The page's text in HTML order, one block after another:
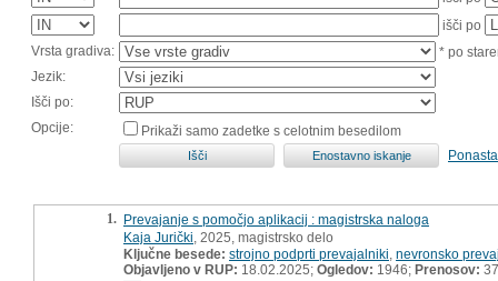
išči po
Vrsta gradiva:
* po
Jezik:
Išči po:
Opcije:
Prikaži samo zadetke s celotnim besedilom
1. Prevajanje s pomočjo aplikacij : magistrska naloga
Kaja Jurički , 2025, magistrsko delo
Ključne besede: strojno podprti prevajalniki nevronsko
Objavljeno v RUP: 18.02.2025; Ogledov: 1946; Prenosov: 37